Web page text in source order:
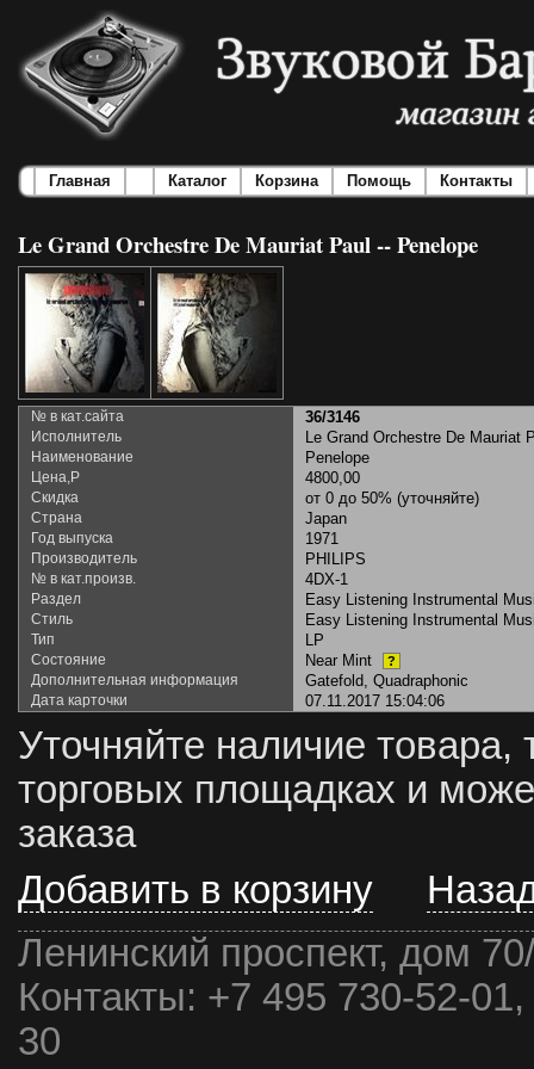
Главная Каталог Корзина Помощь Контакты
Le Grand Orchestre De Mauriat Paul -- Penelope
№ в кат.сайта 36/3146
Исполнитель Le Grand Orchestre De Mauriat
Наименование Penelope
Цена,Р 4800,00
Скидка от 0 до 50% (уточняйте)
Страна Japan
Год выпуска 1971
Производитель PHILIPS
№ в кат.произв. 4DX-1
Раздел Easy Listening Instrumental
Стиль Easy Listening Instrumental
Тип LP
Состояние Near Mint ?
Дополнительная информация Gatefold, Quadraphonic
Дата карточки 07.11.2017 15:04:06
Уточняйте наличие товара,
торговых площадках и
заказа
Добавить в корзину
Ленинский проспект, дом
Контакты: +7 495 730-52-
30